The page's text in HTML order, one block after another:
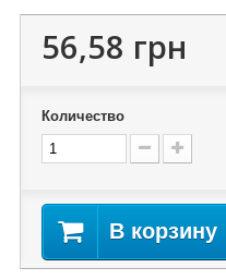
56,58 грн
Количество
В корзину